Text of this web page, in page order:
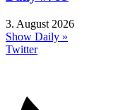
3. August 2026
Show Daily »
Twitter